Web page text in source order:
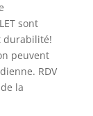
sont
durabilité!
peuvent
RDV
la